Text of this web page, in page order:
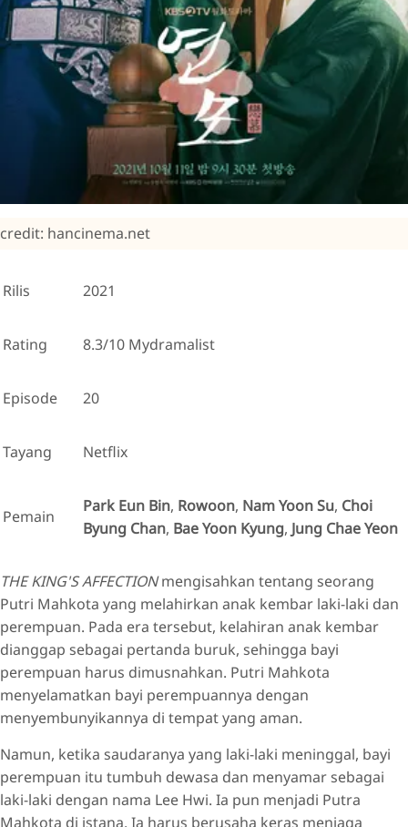
credit: hancinema.net
Rilis 2021
Rating 8.3/10 Mydramalist
Episode 20
Tayang Netflix
Pemain
Park Eun Bin, Rowoon, Nam Yoon Su, Choi
Byung Chan, Bae Yoon Kyung, Jung Chae Yeon
THE KING'S AFFECTIONmengisahkan tentang seorang
Putri Mahkota yang melahirkan anak kembar laki-laki dan
perempuan. Pada era tersebut, kelahiran anak kembar
dianggap sebagai pertanda buruk, sehingga bayi
perempuan harus dimusnahkan. Putri Mahkota
menyelamatkan bayi perempuannya dengan
menyembunyikannya di tempat yang aman.
Namun, ketika saudaranya yang laki-laki meninggal, bayi
perempuan itu tumbuh dewasa dan menyamar sebagai
laki-laki dengan nama Lee Hwi. Ia pun menjadi Putra
Mahkota di istana. Ia harus berusaha keras menjaga